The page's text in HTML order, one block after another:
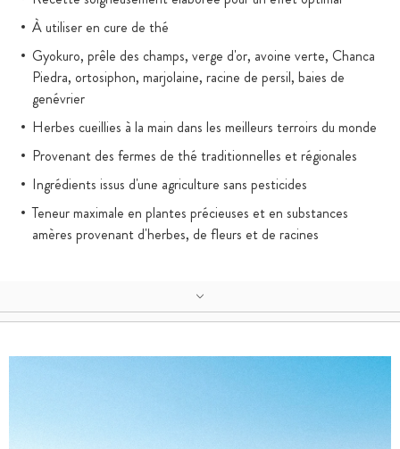
À utiliser en cure de thé
Gyokuro, prêle des champs, verge d'or, avoine verte, Chanca
Piedra, ortosiphon, marjolaine, racine de persil, baies de
genévrier
Herbes cueillies à la main dans les meilleurs terroirs du monde
Provenant des fermes de thé traditionnelles et régionales
Ingrédients issus d'une agriculture sans pesticides
Teneur maximale en plantes précieuses et en substances
amères provenant d'herbes, de fleurs et de racines